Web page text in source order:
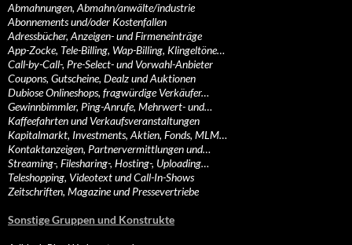
Abmahnungen, Abmahn/anwälte/industrie
Abonnements und/oder Kostenfallen
Adressbücher, Anzeigen- und Firmeneinträge
App-Zocke, Tele-Billing, Wap-Billing, Klingeltöne…
Call-by-Call-, Pre-Select- und Vorwahl-Anbieter
Coupons, Gutscheine, Dealz und Auktionen
Dubiose Onlineshops, fragwürdige Verkäufer…
Gewinnbimmler, Ping-Anrufe, Mehrwert- und…
Kaffeefahrten und Verkaufsveranstaltungen
Kapitalmarkt, Investments, Aktien, Fonds, MLM…
Kontaktanzeigen, Partnervermittlungen und…
Streaming-, Filesharing-, Hosting-, Uploading…
Teleshopping, Videotext und Call-In-Shows
Zeitschriften, Magazine und Pressevertriebe
Sonstige Gruppen und Konstrukte